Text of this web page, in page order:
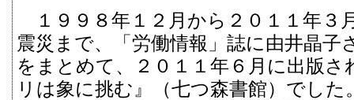
１９９８年１２月から２０１１年３
震災まで、「労働情報」誌に由井晶子
をまとめて、２０１１年６月に出版
リは象に挑む』（七つ森書館）でした